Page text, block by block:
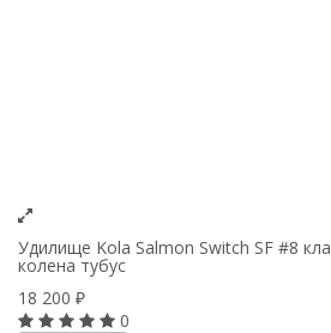
Удилище Kola Salmon Switch SF #8
колена тубус
18 200 ₽
0